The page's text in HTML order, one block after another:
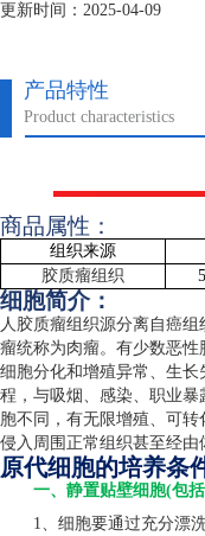
更新时间：2025-04-09
产品特性
Product characteristics
商品属性：
组织来源
胶质瘤组织
5
细胞简介：
人胶质瘤组织源分离自癌组
瘤统称为肉瘤。有少数恶
细胞分化和增殖异常、生
程，与吸烟、感染、职业
胞不同，有无限增殖、可
侵入周围正常组织甚至经
原代细胞的培养条
一、静置贴壁细胞(包
1、细胞要通过充分漂洗